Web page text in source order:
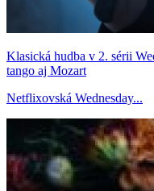
Klasická hudba v 2. sérii
tango aj Mozart
Netflixovská Wednesday...